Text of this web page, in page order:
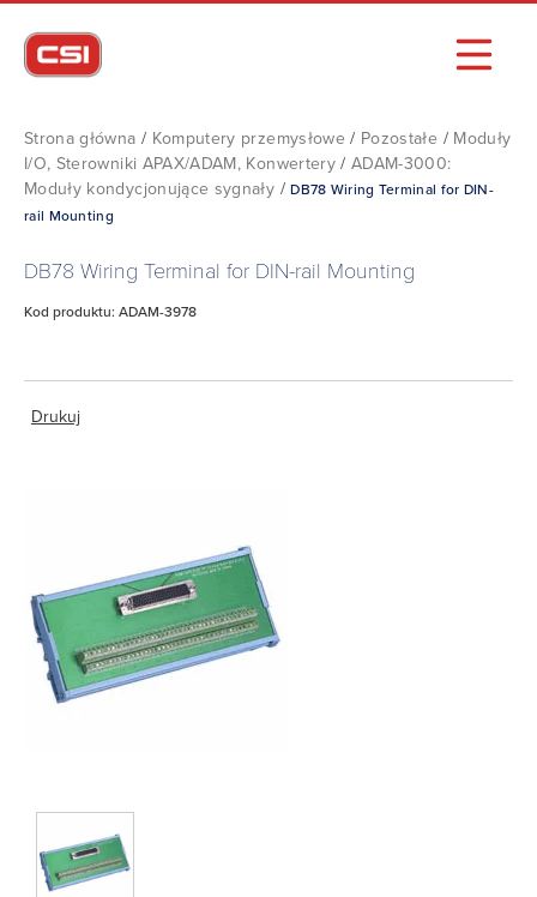
Strona główna / Komputery przemysłowe / Pozostałe / Moduły
I/O, Sterowniki APAX/ADAM, Konwertery/ADAM-3000:
Moduły kondycjonujące sygnały /DB78 Wiring Terminal for DIN-
rail Mounting
DB78 Wiring Terminal for DIN-rail Mounting
Kod produktu: ADAM-3978
Drukuj